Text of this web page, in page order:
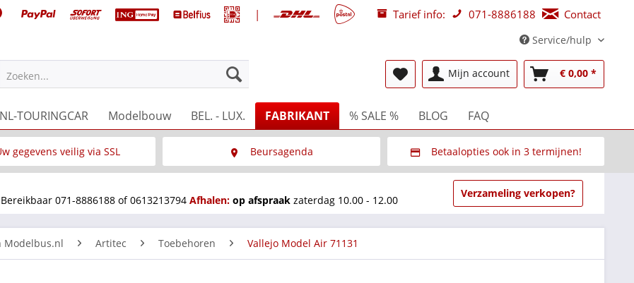
| Tarief info: 071-8886188 Contact
Service/hulp
Zoeken... Mijn account € 0,00 *
NL-TOURINGCAR Modelbouw BEL. - LUX. FABRIKANT % SALE % BLOG FAQ
gegevens veilig via SSL Beursagenda Betaalopties ook in 3 termijnen!
Via Multisafepay (veilig via SSL)
Bereikbaar 071-8886188 of 0613213794 Afhalen: op afspraak zaterdag 10.00 - 12.00
Verzameling verkopen?
Modelbus.nl Artitec Toebehoren Vallejo Model Air 71131